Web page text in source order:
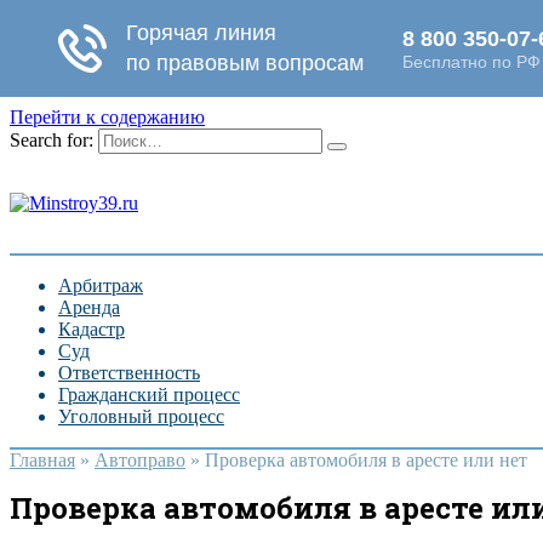
Перейти к содержанию
Search for:
Арбитраж
Аренда
Кадастр
Суд
Ответственность
Гражданский процесс
Уголовный процесс
Главная » Автоправо » Проверка автомобиля в аресте или нет
Проверка автомобиля в аресте